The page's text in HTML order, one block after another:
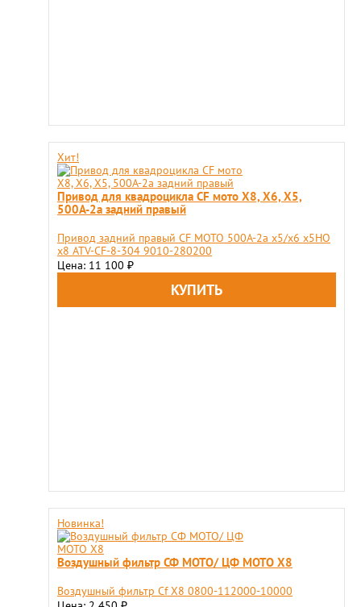
Хит!
Привод для квадроцикла CF мото X8, X6, X5,
500A-2a задний правый
Привод задний правый CF MOTO 500A-2a x5/x6 x5HO
x8 ATV-CF-8-304 9010-280200
Цена: 11 100 ₽
Новинка!
Воздушный фильтр СФ МОТО/ ЦФ МОТО Х8
Воздушный фильтр Cf Х8 0800-112000-10000
₽